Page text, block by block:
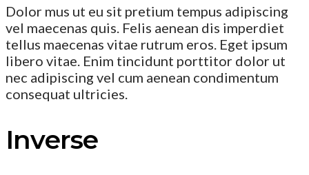
Dolor mus ut eu sit pretium tempus adipiscing
vel maecenas quis. Felis aenean dis imperdiet
tellus maecenas vitae rutrum eros. Eget ipsum
libero vitae. Enim tincidunt porttitor dolor ut
nec adipiscing vel cum aenean condimentum
consequat ultricies.
Inverse